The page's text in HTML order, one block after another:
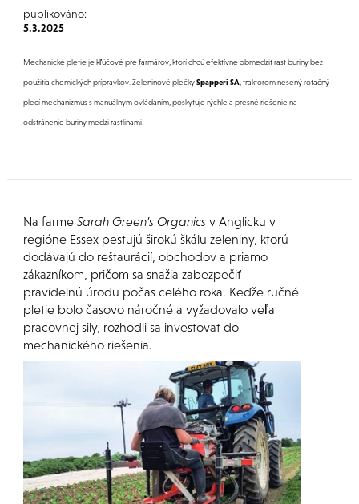
publikováno:
5.3.2025
Mechanické pletie je kľúčové pre farmárov, ktorí chcú efektívne obmedziť rast buriny bez
použitia chemických prípravkov. Zeleninové plečkySpapperi SA , traktorom nesený rotačný
plecí mechanizmus s manuálnym ovládaním, poskytuje rýchle a presné riešenie na
odstránenie buriny medzi rastlinami.
Na farme Sarah Green’s Organicsv Anglicku v
regióne Essex pestujú širokú škálu zeleniny, ktorú
dodávajú do reštaurácií, obchodov a priamo
zákazníkom, pričom sa snažia zabezpečiť
pravidelnú úrodu počas celého roka. Keďže ručné
pletie bolo časovo náročné a vyžadovalo veľa
pracovnej sily, rozhodli sa investovať do
mechanického riešenia.